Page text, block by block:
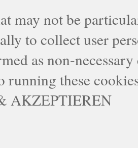
may not be
to collect user
as non-
running these
AKZEPTIEREN